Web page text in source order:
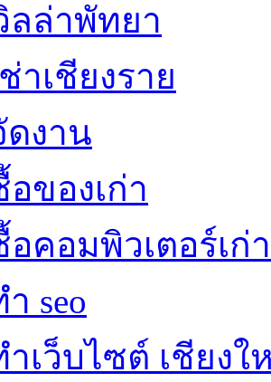
ลล่าพัทยา
าเชียงราย
ดงาน
ของเก่า
คอมพิวเตอร์เก่า
seo
เว็บไซต์ เชียงใ